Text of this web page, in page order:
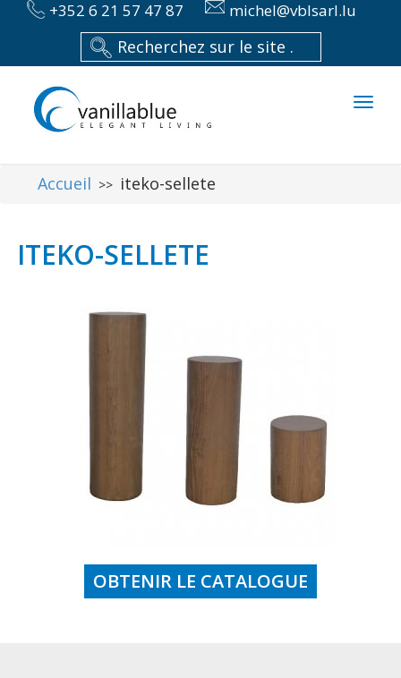
+352 6 21 57 47 87 michel@vblsarl.lu
Accueil >> iteko-sellete
ITEKO-SELLETE
OBTENIR LE CATALOGUE